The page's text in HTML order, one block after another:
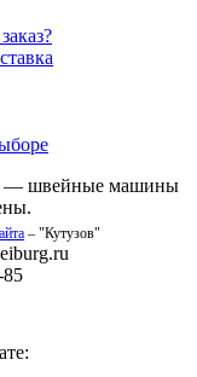
— швейные машины
– "Кутузов"
85